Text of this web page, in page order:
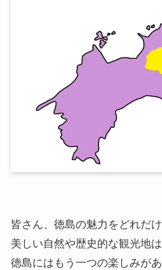
皆さん、徳島の魅力をどれだ
美しい自然や歴史的な観光地
徳島にはもう一つの楽しみがあ